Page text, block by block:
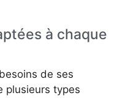
à chaque
de ses
plusieurs types